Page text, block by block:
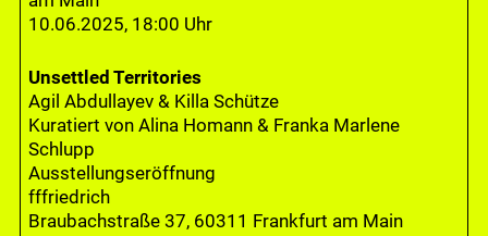
10.06.2025, 18:00 Uhr
Unsettled Territories
Agil Abdullayev & Killa Schütze
Kuratiert von Alina Homann & Franka Marlene
Schlupp
Ausstellungseröffnung
fffriedrich
Braubachstraße 37, 60311 Frankfurt am Main